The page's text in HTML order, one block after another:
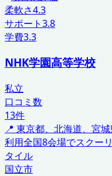
柔軟さ4.3
サポート3.8
学費3.3
NHK学園高等学校
私立
口コミ数
13件
📍 東京都、北海道、宮
利用全国8会場でスクー
タイル
国立市